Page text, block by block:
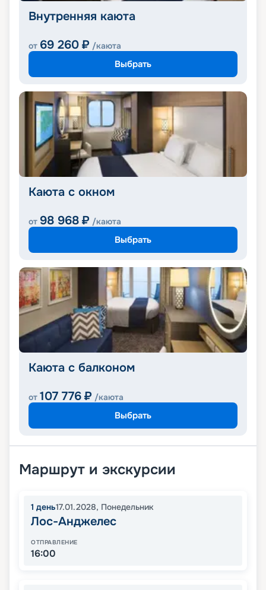
Внутренняя каюта
от 69 260 ₽ /каюта
Выбрать
Каюта с окном
от 98 968 ₽ /каюта
Выбрать
Каюта с балконом
от 107 776 ₽ /каюта
Выбрать
Маршрут и экскурсии
1 день17.01.2028, Понедельник
Лос-Анджелес
ОТПРАВЛЕНИЕ
16:00